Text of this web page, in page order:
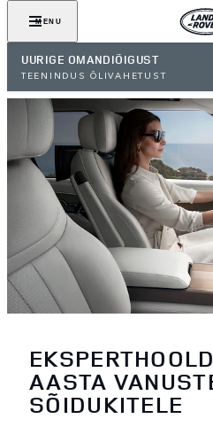
MENU
UURIGE OMANDIÕIGUST
TEENINDUS ÕLIVAHETUST
AASTA
SÕIDUKITELE